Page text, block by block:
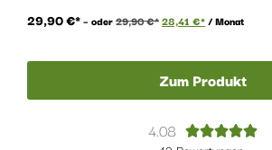
29,90€ – oder29,90€ 28,41 € / Monat
Zum Produkt
4.08 